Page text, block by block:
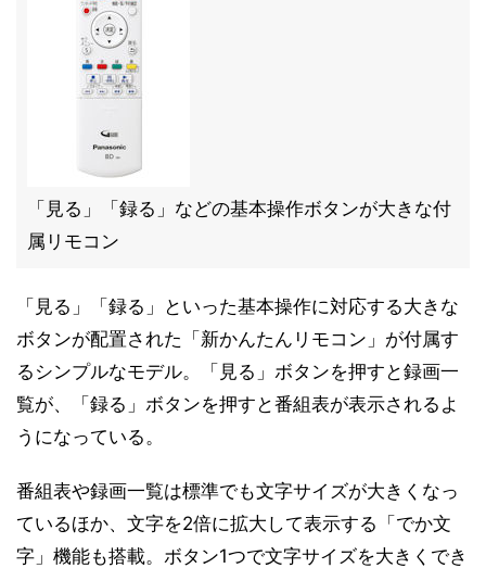
「見る」「録る」などの基本操作ボタンが大きな付
属リモコン
「見る」「録る」といった基本操作に対応する大きな
ボタンが配置された「新かんたんリモコン」が付属す
るシンプルなモデル。「見る」ボタンを押すと録画一
覧が、「録る」ボタンを押すと番組表が表示されるよ
うになっている。
番組表や録画一覧は標準でも文字サイズが大きくなっ
ているほか、文字を2倍に拡大して表示する「でか文
字」機能も搭載。ボタン1つで文字サイズを大きくでき